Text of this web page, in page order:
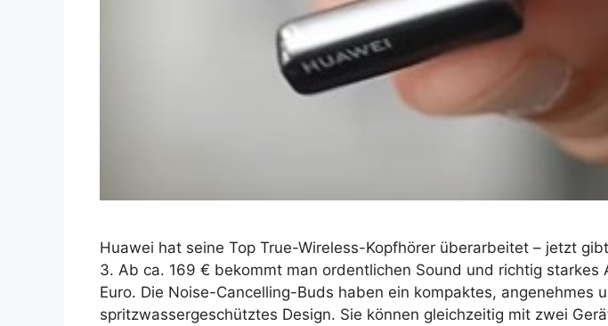
Huawei hat seine Top True-Wireless-Kopfhörer überarbeitet – jetzt
3. Ab ca. 169 € bekommt man ordentlichen Sound und richtig starkes
Euro. Die Noise-Cancelling-Buds haben ein kompaktes, angenehmes
spritzwassergeschütztes Design. Sie können gleichzeitig mit zwei